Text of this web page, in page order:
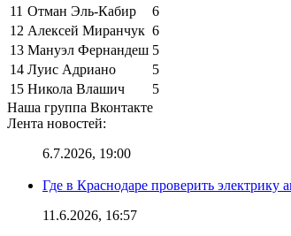
11 Отман Эль-Кабир
6
12 Алексей Миранчук 6
13 Мануэл Фернандеш 5
14 Луис Адриано
5
15 Никола Влашич
5
Наша группа Вконтакте
Лента новостей:
6.7.2026, 19:00
Где в Краснодаре проверить электрику
11.6.2026, 16:57